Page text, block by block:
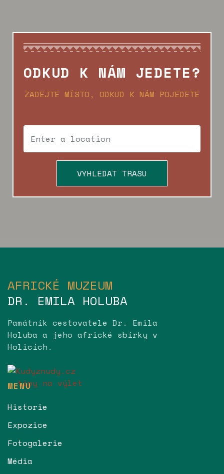
ODKUD K NÁM JEDETE?
ZADEJTE MÍSTO, ODKUD K NÁM POJEDETE
VYHLEDAT TRASU
AFRICKÉ MUZEUM
DR. EMILA HOLUBA
Památník cestovatele Dr. Emila
Holuba a jeho africké sbírky v
Holicích.
MENU
Historie
Expozice
Fotogalerie
Média